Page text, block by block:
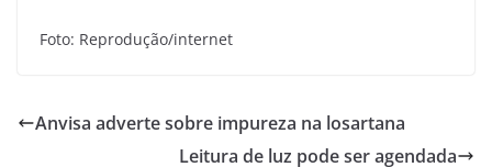
Foto: Reprodução/internet
Anvisa adverte sobre impureza na losartana
Leitura de luz pode ser agendada